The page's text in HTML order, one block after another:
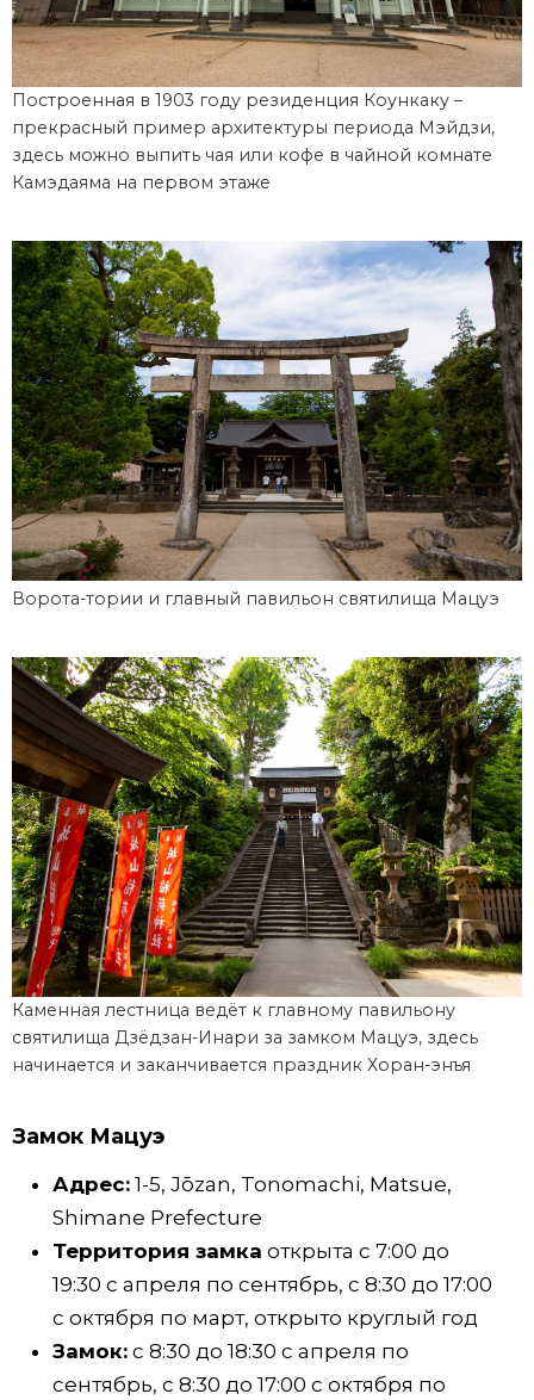
Построенная в 1903 году резиденция Коункаку –
прекрасный пример архитектуры периода Мэйдзи,
здесь можно выпить чая или кофе в чайной комнате
Камэдаяма на первом этаже
Ворота-тории и главный павильон святилища Мацуэ
Каменная лестница ведёт к главному павильону
святилища Дзёдзан-Инари за замком Мацуэ, здесь
начинается и заканчивается праздник Хоран-энъя
Замок Мацуэ
Адрес:1-5, Jōzan, Tonomachi, Matsue,
Shimane Prefecture
Территория замка открыта с 7:00 до
19:30 с апреля по сентябрь, с 8:30 до 17:00
с октября по март, открыто круглый год
Замок:с 8:30 до 18:30 с апреля по
сентябрь, с 8:30 до 17:00 с октября по